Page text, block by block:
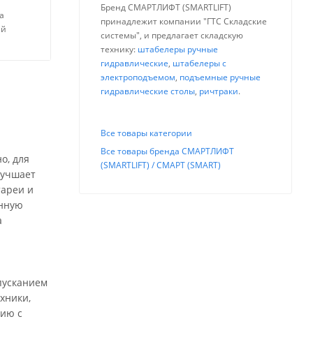
для
и
с
Бренд СМАРТЛИФТ (SMARTLIFT)
принадлежит компании "ГТС Складские
системы", и предлагает складскую
технику: штабелеры ручные
гидравлические, штабелеры с
электроподъемом, подъемные ручные
гидравлические столы, ричтраки.
Все товары категории
Все товары бренда СМАРТЛИФТ
(SMARTLIFT) / СМАРТ (SMART)